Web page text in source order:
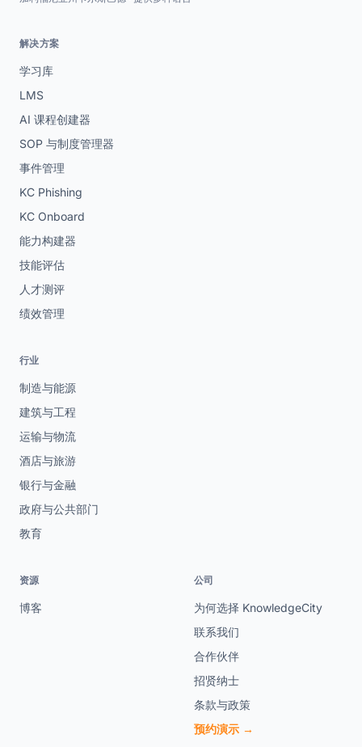
解决方案
学习库
LMS
AI 课程创建器
SOP 与制度管理器
事件管理
KC Phishing
KC Onboard
能力构建器
技能评估
人才测评
绩效管理
行业
制造与能源
建筑与工程
运输与物流
酒店与旅游
银行与金融
政府与公共部门
教育
资源
博客
公司
为何选择 KnowledgeCity
联系我们
合作伙伴
招贤纳士
条款与政策
预约演示 →